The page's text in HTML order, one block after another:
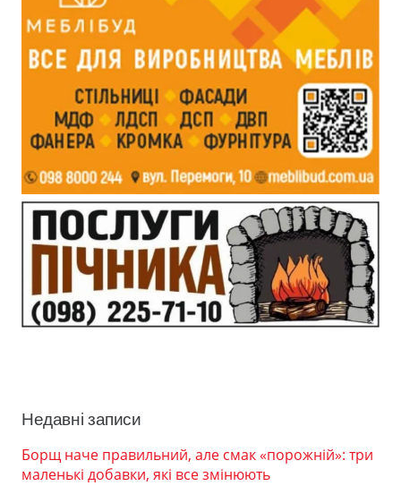
Недавні записи
Борщ наче правильний, але смак «порожній»: три
маленькі добавки, які все змінюють